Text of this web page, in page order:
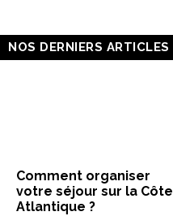
NOS DERNIERS ARTICLES
Comment organiser
votre séjour sur la Côte
Atlantique ?